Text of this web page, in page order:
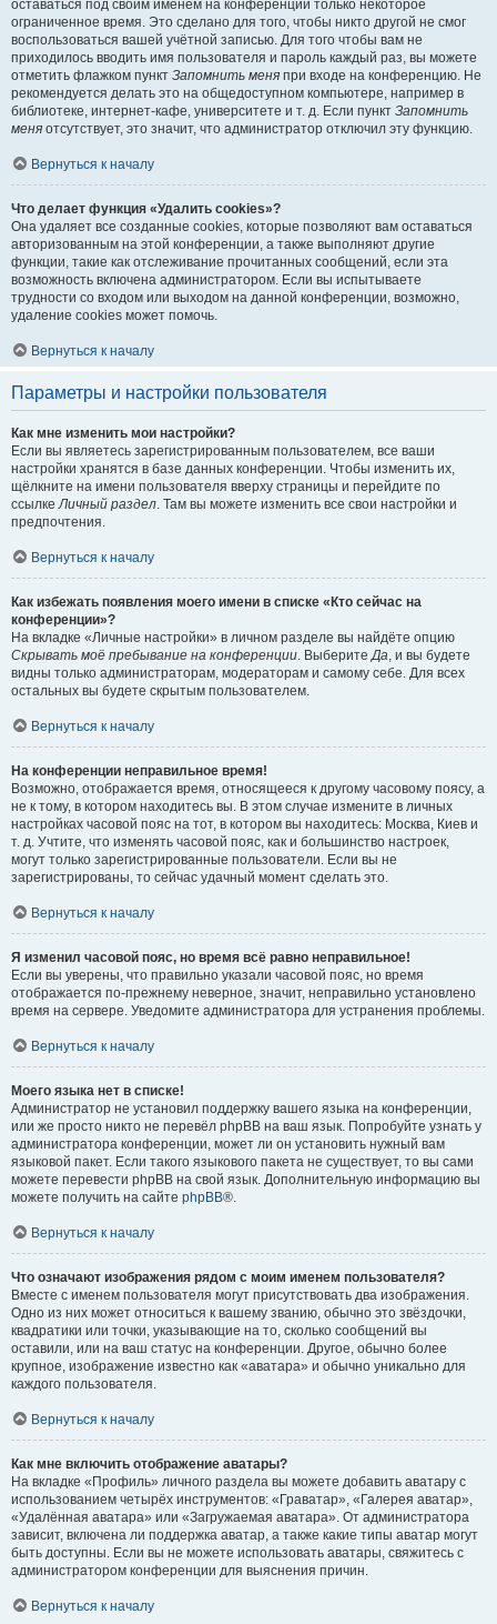
оставаться под своим именем на конференции только некоторое
ограниченное время. Это сделано для того, чтобы никто другой не смог
воспользоваться вашей учётной записью. Для того чтобы вам не
приходилось вводить имя пользователя и пароль каждый раз, вы можете
отметить флажком пункт Запомнить меня при входе на конференцию. Не
рекомендуется делать это на общедоступном компьютере, например в
библиотеке, интернет-кафе, университете и т. д. Если пункт Запомнить
меня отсутствует, это значит, что администратор отключил эту функцию.
Вернуться к началу
Что делает функция «Удалить cookies»?
Она удаляет все созданные cookies, которые позволяют вам оставаться
авторизованным на этой конференции, а также выполняют другие
функции, такие как отслеживание прочитанных сообщений, если эта
возможность включена администратором. Если вы испытываете
трудности со входом или выходом на данной конференции, возможно,
удаление cookies может помочь.
Вернуться к началу
Параметры и настройки пользователя
Как мне изменить мои настройки?
Если вы являетесь зарегистрированным пользователем, все ваши
настройки хранятся в базе данных конференции. Чтобы изменить их,
щёлкните на имени пользователя вверху страницы и перейдите по
ссылкеЛичный раздел. Там вы можете изменить все свои настройки и
предпочтения.
Вернуться к началу
Как избежать появления моего имени в списке «Кто сейчас на
конференции»?
На вкладке «Личные настройки» в личном разделе вы найдёте опцию
Скрывать моё пребывание на конференции. ВыберитеДа, и вы будете
видны только администраторам, модераторам и самому себе. Для всех
остальных вы будете скрытым пользователем.
Вернуться к началу
На конференции неправильное время!
Возможно, отображается время, относящееся к другому часовому поясу, а
не к тому, в котором находитесь вы. В этом случае измените в личных
настройках часовой пояс на тот, в котором вы находитесь: Москва, Киев и
т. д. Учтите, что изменять часовой пояс, как и большинство настроек,
могут только зарегистрированные пользователи. Если вы не
зарегистрированы, то сейчас удачный момент сделать это.
Вернуться к началу
Я изменил часовой пояс, но время всё равно неправильное!
Если вы уверены, что правильно указали часовой пояс, но время
отображается по-прежнему неверное, значит, неправильно установлено
время на сервере. Уведомите администратора для устранения проблемы.
Вернуться к началу
Моего языка нет в списке!
Администратор не установил поддержку вашего языка на конференции,
или же просто никто не перевёл phpBB на ваш язык. Попробуйте узнать у
администратора конференции, может ли он установить нужный вам
языковой пакет. Если такого языкового пакета не существует, то вы сами
можете перевести phpBB на свой язык. Дополнительную информацию вы
можете получить на сайте phpBB®.
Вернуться к началу
Что означают изображения рядом с моим именем пользователя?
Вместе с именем пользователя могут присутствовать два изображения.
Одно из них может относиться к вашему званию, обычно это звёздочки,
квадратики или точки, указывающие на то, сколько сообщений вы
оставили, или на ваш статус на конференции. Другое, обычно более
крупное, изображение известно как «аватара» и обычно уникально для
каждого пользователя.
Вернуться к началу
Как мне включить отображение аватары?
На вкладке «Профиль» личного раздела вы можете добавить аватару с
использованием четырёх инструментов: «Граватар», «Галерея аватар»,
«Удалённая аватара» или «Загружаемая аватара». От администратора
зависит, включена ли поддержка аватар, а также какие типы аватар могут
быть доступны. Если вы не можете использовать аватары, свяжитесь с
администратором конференции для выяснения причин.
Вернуться к началу